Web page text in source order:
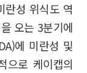
란성 위식도 역
오는 3분기에
에 미란성 및
으로 케이캡의